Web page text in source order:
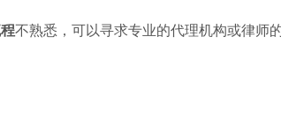
不熟悉，可以寻求专业的代理机构或律师的